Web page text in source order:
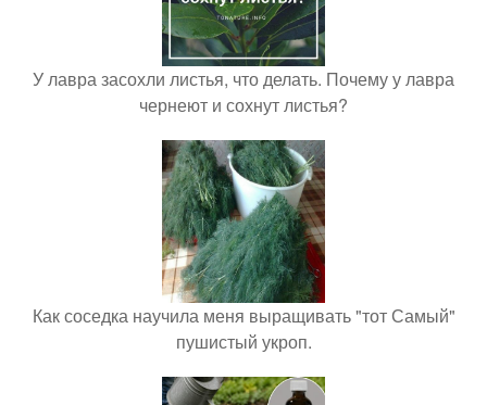
У лавра засохли листья, что делать. Почему у лавра
чернеют и сохнут листья?
Как соседка научила меня выращивать "тот Самый"
пушистый укроп.